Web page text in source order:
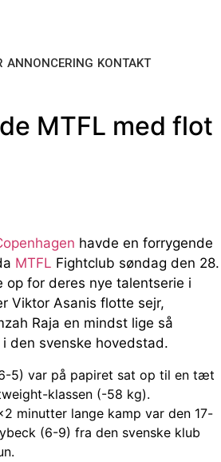
ANNONCERING KONTAKT
MTFL med flot
havde en forrygende
MTFL Fightclub søndag den 28.
op for deres nye talentserie i
Viktor Asanis flotte sejr,
Raja en mindst lige så
den svenske hovedstad.
5) var på papiret sat op til en tæt
klassen (-58 kg).
minutter lange kamp var den 17-
(6-9) fra den svenske klub